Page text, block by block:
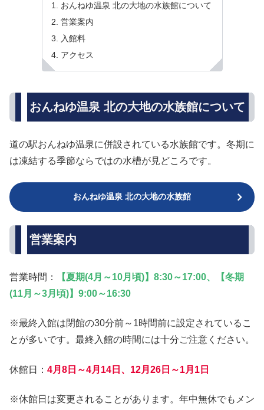
おんねゆ温泉 北の大地の水族館について
営業案内
入館料
アクセス
おんねゆ温泉 北の大地の水族館について
道の駅おんねゆ温泉に併設されている水族館です。冬期に
は凍結する季節ならではの水槽が見どころです。
おんねゆ温泉 北の大地の水族館
営業案内
営業時間：
【夏期(4月～10月頃)】8:30～17:00、【冬期
(11月～3月頃)】9:00～16:30
※最終入館は閉館の30分前～1時間前に設定されているこ
とが多いです。最終入館の時間には十分ご注意ください。
休館日： 4月8日～4月14日、12月26日～1月1日
※休館日は変更されることがあります。年中無休でもメン